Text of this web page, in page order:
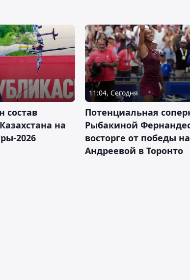
состав
на
2026
11:04, Сегодня
Потенциальная
Рыбакиной
восторге от победы
Андреевой в Торонто